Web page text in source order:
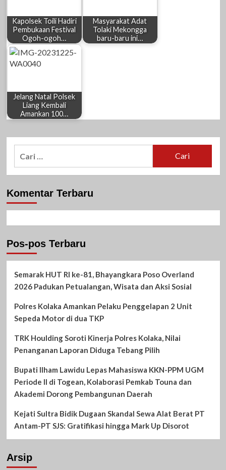
Kapolsek Toili Hadiri
Pembukaan Festival
Ogoh-ogoh…
Masyarakat Adat
Tolaki Mekongga
baru-baru ini…
Jelang Natal Polsek
Liang Kembali
Amankan 100…
Komentar Terbaru
Pos-pos Terbaru
Semarak HUT RI ke-81, Bhayangkara Poso Overland
2026 Padukan Petualangan, Wisata dan Aksi Sosial
Polres Kolaka Amankan Pelaku Penggelapan 2 Unit
Sepeda Motor di dua TKP
TRK Houlding Soroti Kinerja Polres Kolaka, Nilai
Penanganan Laporan Diduga Tebang Pilih
Bupati Ilham Lawidu Lepas Mahasiswa KKN-PPM UGM
Periode II di Togean, Kolaborasi Pemkab Touna dan
Akademi Dorong Pembangunan Daerah
Kejati Sultra Bidik Dugaan Skandal Sewa Alat Berat PT
Antam-PT SJS: Gratifikasi hingga Mark Up Disorot
Arsip